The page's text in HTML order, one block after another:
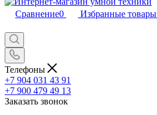
Сравнение0 Избранные товары
Телефоны
+7 904 031 43 91
+7 900 479 49 13
Заказать звонок